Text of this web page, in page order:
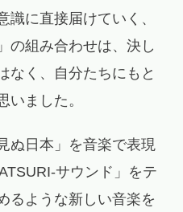
識に直接届けていく、
の組み合わせは、決し
なく、自分たちにもと
いました。
ぬ日本」を音楽で表現
サウンド」をテ
るような新しい音楽を